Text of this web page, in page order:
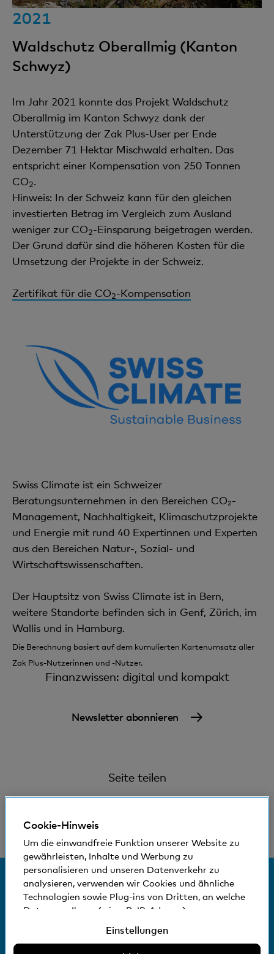
2021
Waldschutz Oberallmig (Kanton
Schwyz)
Im Jahr 2021 konnte das Projekt Waldschutz
Oberallmig im Kanton Schwyz dank der
Unterstützung der Zak Plus-User per Ende
Dezember 71 Hektar Mischwald erhalten. Das
entspricht einer Kompensation von 250 Tonnen
CO2.
Hinweis: In der Schweiz kann für den gleichen
investierten Betrag im Vergleich zum Ausland
weniger zur CO2-Einsparung beigetragen werden.
Der Grund dafür sind die höheren Kosten für die
Umsetzung der Projekte in der Schweiz.
Zertifikat für die CO2-Kompensation
Swiss Climate ist ein Schweizer
Beratungsunternehmen in den Bereichen CO₂-
Management, Nachhaltigkeit, Klimaschutzprojekte
und Energie mit rund 40 Expertinnen und Experten
aus den Bereichen Natur-, Sozial- und
Wirtschaftswissenschaften.
Der Hauptsitz von Swiss Climate ist in Bern,
weitere Standorte befinden sich in Genf, Zürich, im
Wallis und in Hamburg.
Die Berechnung basiert auf dem kumulierten Kartenumsatz aller
Zak Plus-Nutzerinnen und -Nutzer.
Finanzwissen: digital und kompakt
Newsletter abonnieren
Seite teilen
© Bank Cler AG
Rechtliche Bedingungen und Hinweise
Cookie-Hinweis
Um die einwandfreie Funktion unserer Website zu
gewährleisten, Inhalte und Werbung zu
personalisieren und unseren Datenverkehr zu
analysieren, verwenden wir Cookies und ähnliche
Technologien sowie Plug-ins von Dritten, an welche
Daten von Ihnen (wie z.B. IP-Adresse)
werden können. Sie können der Verwendung von
Einstellungen